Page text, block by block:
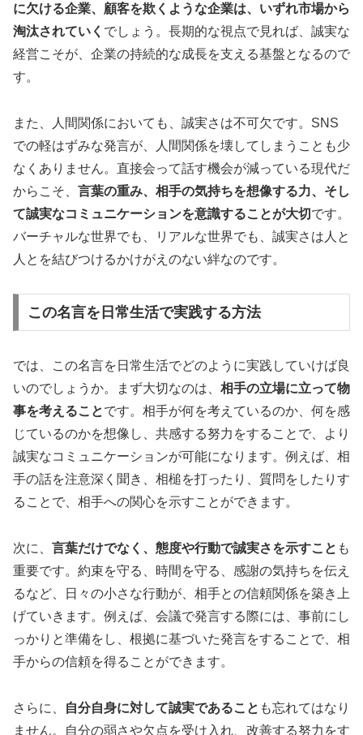
に欠ける企業、顧客を欺くような企業は、いずれ市場から
淘汰されていく でしょう。長期的な視点で見れば、誠実な
経営こそが、企業の持続的な成長を支える基盤となるので
す。
また、人間関係においても、誠実さは不可欠です。SNS
での軽はずみな発言が、人間関係を壊してしまうことも少
なくありません。直接会って話す機会が減っている現代だ
からこそ、 言葉の重み、相手の気持ちを想像する力、そし
て誠実なコミュニケーションを意識することが大切 です。
バーチャルな世界でも、リアルな世界でも、誠実さは人と
人とを結びつけるかけがえのない絆なのです。
この名言を日常生活で実践する方法
では、この名言を日常生活でどのように実践していけば良
いのでしょうか。まず大切なのは、 相手の立場に立って物
事を考えることです。相手が何を考えているのか、何を感
じているのかを想像し、共感する努力をすることで、より
誠実なコミュニケーションが可能になります。例えば、相
手の話を注意深く聞き、相槌を打ったり、質問をしたりす
ることで、相手への関心を示すことができます。
次に、 言葉だけでなく、態度や行動で誠実さを示すこと も
重要です。約束を守る、時間を守る、感謝の気持ちを伝え
るなど、日々の小さな行動が、相手との信頼関係を築き上
げていきます。例えば、会議で発言する際には、事前にし
っかりと準備をし、根拠に基づいた発言をすることで、相
手からの信頼を得ることができます。
さらに、 自分自身に対して誠実であること も忘れてはなり
ません。自分の弱さや欠点を受け入れ、改善する努力をす